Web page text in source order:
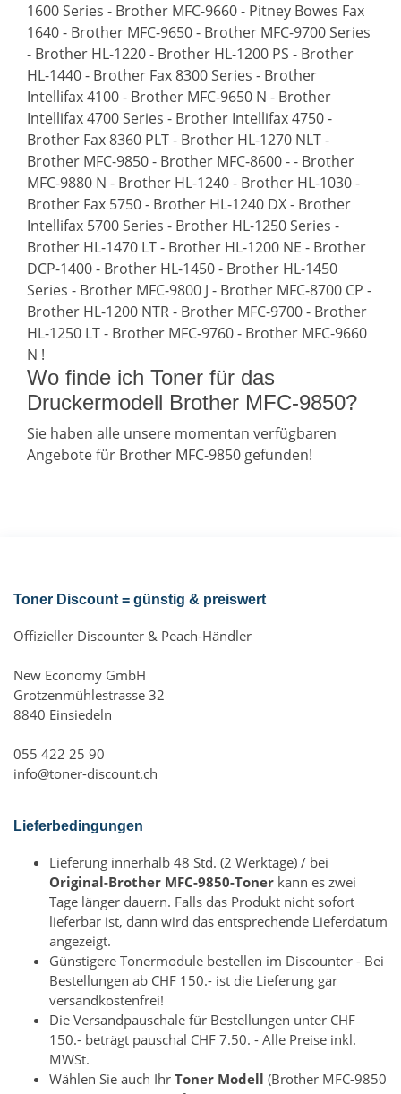
1600 Series - Brother MFC-9660 - Pitney Bowes Fax
1640 - Brother MFC-9650 - Brother MFC-9700 Series
- Brother HL-1220 - Brother HL-1200 PS - Brother
HL-1440 - Brother Fax 8300 Series - Brother
Intellifax 4100 - Brother MFC-9650 N - Brother
Intellifax 4700 Series - Brother Intellifax 4750 -
Brother Fax 8360 PLT - Brother HL-1270 NLT -
Brother MFC-9850 - Brother MFC-8600 - - Brother
MFC-9880 N - Brother HL-1240 - Brother HL-1030 -
Brother Fax 5750 - Brother HL-1240 DX - Brother
Intellifax 5700 Series - Brother HL-1250 Series -
Brother HL-1470 LT - Brother HL-1200 NE - Brother
DCP-1400 - Brother HL-1450 - Brother HL-1450
Series - Brother MFC-9800 J - Brother MFC-8700 CP -
Brother HL-1200 NTR - Brother MFC-9700 - Brother
HL-1250 LT - Brother MFC-9760 - Brother MFC-9660
N !
Wo finde ich Toner für das
Druckermodell Brother MFC-9850?
Sie haben alle unsere momentan verfügbaren
Angebote für Brother MFC-9850 gefunden!
Toner Discount = günstig & preiswert
Offizieller Discounter & Peach-Händler
New Economy GmbH
Grotzenmühlestrasse 32
8840 Einsiedeln
055 422 25 90
info@toner-discount.ch
Lieferbedingungen
Lieferung innerhalb 48 Std. (2 Werktage) / bei
Original-Brother MFC-9850-Toner kann es zwei
Tage länger dauern. Falls das Produkt nicht sofort
lieferbar ist, dann wird das entsprechende Lieferdatum
angezeigt.
Günstigere Tonermodule bestellen im Discounter - Bei
Bestellungen ab CHF 150.- ist die Lieferung gar
versandkostenfrei!
Die Versandpauschale für Bestellungen unter CHF
150.- beträgt pauschal CHF 7.50. - Alle Preise inkl.
MWSt.
Wählen Sie auch Ihr Toner Modell (Brother MFC-9850